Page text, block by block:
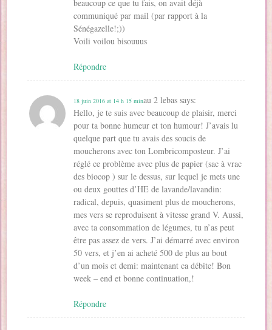
beaucoup ce que tu fais, on avait déjà
communiqué par mail (par rapport à la
Sénégazelle!;))
Voili voilou bisouuus
Répondre
au 2 lebas says:
18 juin 2016 at 14 h 15 min
Hello, je te suis avec beaucoup de plaisir, merci
pour ta bonne humeur et ton humour! J’avais lu
quelque part que tu avais des soucis de
moucherons avec ton Lombricomposteur. J’ai
réglé ce problème avec plus de papier (sac à vrac
des biocop ) sur le dessus, sur lequel je mets une
ou deux gouttes d’HE de lavande/lavandin:
radical, depuis, quasiment plus de moucherons,
mes vers se reproduisent à vitesse grand V. Aussi,
avec ta consommation de légumes, tu n’as peut
être pas assez de vers. J’ai démarré avec environ
50 vers, et j’en ai acheté 500 de plus au bout
d’un mois et demi: maintenant ca débite! Bon
week – end et bonne continuation,!
Répondre